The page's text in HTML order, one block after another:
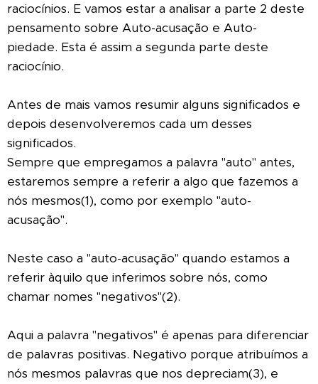
raciocínios. E vamos estar a analisar a parte 2 deste
pensamento sobre Auto-acusação e Auto-
piedade. Esta é assim a segunda parte deste
raciocínio.
Antes de mais vamos resumir alguns significados e
depois desenvolveremos cada um desses
significados.
Sempre que empregamos a palavra "auto" antes,
estaremos sempre a referir a algo que fazemos a
nós mesmos(1), como por exemplo "auto-
acusação".
Neste caso a "auto-acusação" quando estamos a
referir àquilo que inferimos sobre nós, como
chamar nomes "negativos"(2).
Aqui a palavra "negativos" é apenas para diferenciar
de palavras positivas. Negativo porque atribuímos a
nós mesmos palavras que nos depreciam(3), e